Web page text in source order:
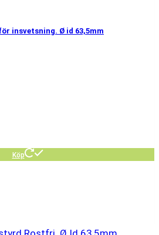
insvetsning. Ø id 63,5mm
Köp